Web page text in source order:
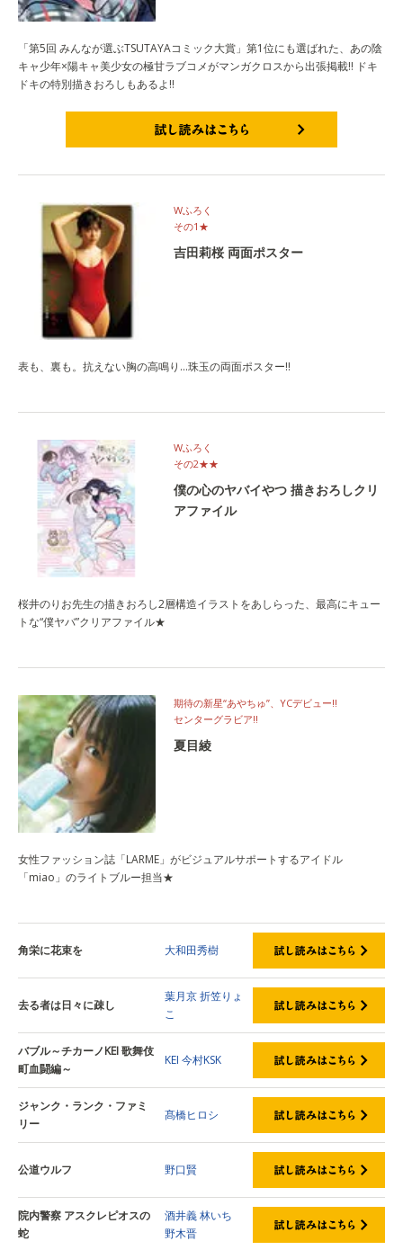
「第5回 みんなが選ぶTSUTAYAコミック大賞」第1位にも選ばれた、あの陰
キャ少年×陽キャ美少女の極甘ラブコメがマンガクロスから出張掲載!! ドキ
ドキの特別描きおろしもあるよ!!
Wふろく
その1★
吉田莉桜 両面ポスター
表も、裏も。抗えない胸の高鳴り…珠玉の両面ポスター!!
Wふろく
その2★★
僕の心のヤバイやつ 描きおろしクリ
アファイル
桜井のりお先生の描きおろし2層構造イラストをあしらった、最高にキュー
トな“僕ヤバ”クリアファイル★
期待の新星“あやちゅ”、YCデビュー!!
センターグラビア!!
夏目綾
女性ファッション誌「LARME」がビジュアルサポートするアイドル
「miao」のライトブルー担当★
角栄に花束を 大和田秀樹
去る者は日々に疎し
葉月京折笠りょ
こ
バブル～チカーノKEI 歌舞伎
町血闘編～
KEI 今村KSK
ジャンク・ランク・ファミ
リー
髙橋ヒロシ
公道ウルフ 野口賢
院内警察 アスクレピオスの
蛇
酒井義林いち
野木晋